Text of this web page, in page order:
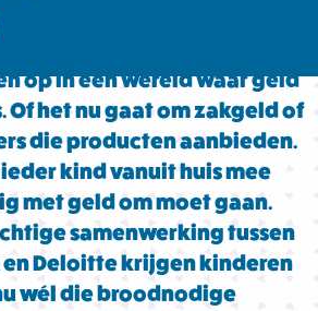
op in een wereld waar geld
Of het nu gaat om zakgeld of
die producten aanbieden.
kind vanuit huis mee
met geld om moet gaan.
samenwerking tussen
en Deloitte krijgen kinderen
wél die broodnodige